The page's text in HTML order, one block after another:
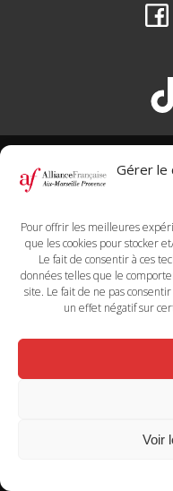
Gérer le
Pour offrir les meilleures
que les cookies pour stocker
Le fait de consentir à ces
données telles que le
site. Le fait de ne pas
un effet négatif sur
Voir
+33
72-74 Rue
+33
47 Bd de la
En cas de besoin